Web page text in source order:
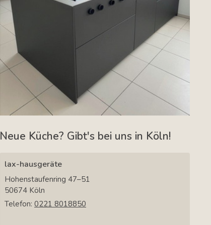
Neue Küche? Gibt's bei uns in Köln!
lax-hausgeräte
Hohenstaufenring 47–51
50674 Köln
Telefon: 0221 8018850